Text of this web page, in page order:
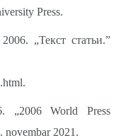
Press.
„Текст статьи.”
„2006 World Press
novembar 2021.